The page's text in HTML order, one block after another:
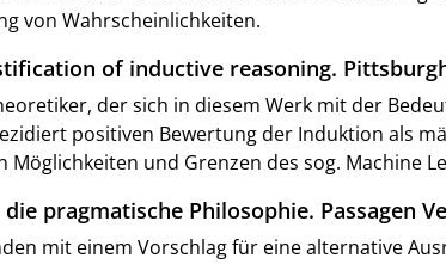
von Wahrscheinlichkeiten.
of inductive reasoning.
der sich in diesem Werk mit der
positiven Bewertung der Induktion als
und Grenzen des sog. Machine
pragmatische Philosophie. Passagen
mit einem Vorschlag für eine alternative